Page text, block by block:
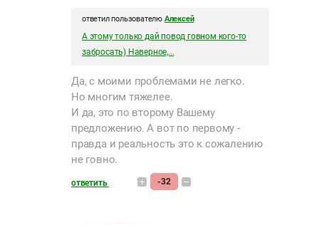
ответил пользователю Алексей
А этому только дай повод говном кого-то
забросать) Наверное,...
Да, с моими проблемами не легко.
Но многим тяжелее.
И да, это по второму Вашему
предложению. А вот по первому -
правда и реальность это к сожалению
не говно.
ответить -32